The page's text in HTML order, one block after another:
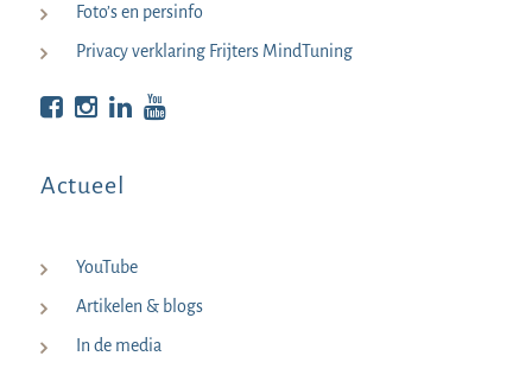
Foto’s en persinfo
Privacy verklaring Frijters MindTuning
Bekijk op Facebook
Bekijk op Instagram
Bekijk op LinkedIn
Actueel
YouTube
Artikelen & blogs
In de media